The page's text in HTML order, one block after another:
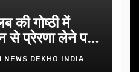
की गोष्ठी में
से प्रेरणा लेने पर
NEWS DEKHO INDIA